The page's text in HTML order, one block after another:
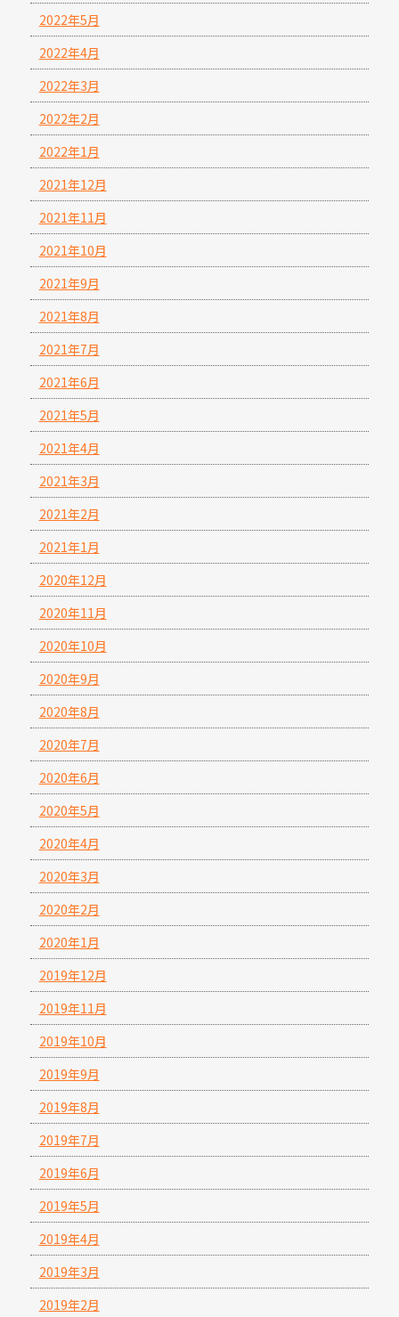
2022年5月
2022年4月
2022年3月
2022年2月
2022年1月
2021年12月
2021年11月
2021年10月
2021年9月
2021年8月
2021年7月
2021年6月
2021年5月
2021年4月
2021年3月
2021年2月
2021年1月
2020年12月
2020年11月
2020年10月
2020年9月
2020年8月
2020年7月
2020年6月
2020年5月
2020年4月
2020年3月
2020年2月
2020年1月
2019年12月
2019年11月
2019年10月
2019年9月
2019年8月
2019年7月
2019年6月
2019年5月
2019年4月
2019年3月
2019年2月